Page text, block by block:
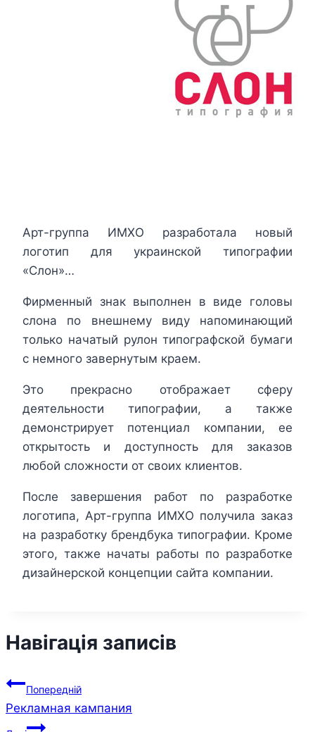
Арт-группа ИМХО разработала новый
логотип для украинской типографии
«Слон»…
Фирменный знак выполнен в виде головы
слона по внешнему виду напоминающий
только начатый рулон типографской бумаги
с немного завернутым краем.
Это прекрасно отображает сферу
деятельности типографии, а также
демонстрирует потенциал компании, ее
открытость и доступность для заказов
любой сложности от своих клиентов.
После завершения работ по разработке
логотипа, Арт-группа ИМХО получила заказ
на разработку брендбука типографии. Кроме
этого, также начаты работы по разработке
дизайнерской концепции сайта компании.
Навігація записів
Попередній
Рекламная кампания